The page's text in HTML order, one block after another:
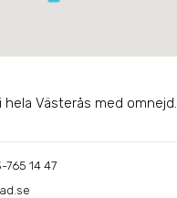
hela Västerås med omnejd.
765 14 47